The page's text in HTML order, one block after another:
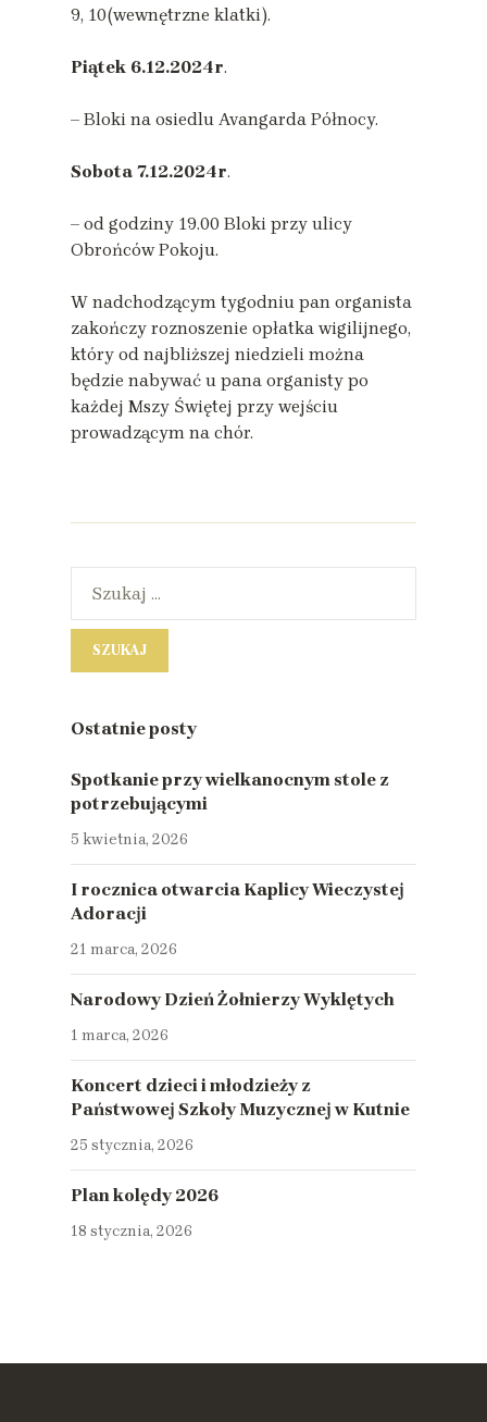
9, 10(wewnętrzne klatki).
Piątek 6.12.2024r.
– Bloki na osiedlu Avangarda Północy.
Sobota 7.12.2024r.
– od godziny 19.00 Bloki przy ulicy
Obrońców Pokoju.
W nadchodzącym tygodniu pan organista
zakończy roznoszenie opłatka wigilijnego,
który od najbliższej niedzieli można
będzie nabywać u pana organisty po
każdej Mszy Świętej przy wejściu
prowadzącym na chór.
Ostatnie posty
Spotkanie przy wielkanocnym stole z
potrzebującymi
5 kwietnia, 2026
I rocznica otwarcia Kaplicy Wieczystej
Adoracji
21 marca, 2026
Narodowy Dzień Żołnierzy Wyklętych
1 marca, 2026
Koncert dzieci i młodzieży z
Państwowej Szkoły Muzycznej w Kutnie
25 stycznia, 2026
Plan kolędy 2026
18 stycznia, 2026